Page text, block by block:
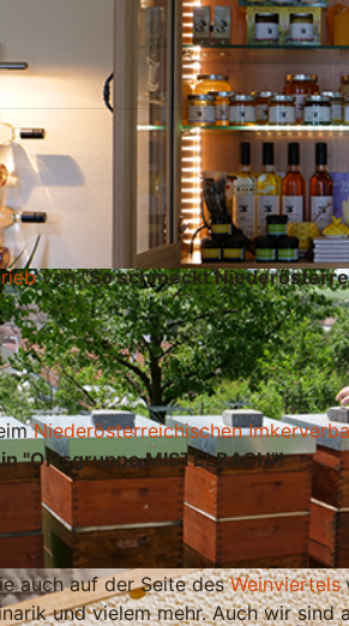
von"So schmeckt
Niederösterreichischen
"Ortsgruppe MISTELBACH"!
auch auf der Seite desWeinviertels
und vielem mehr. Auch wir